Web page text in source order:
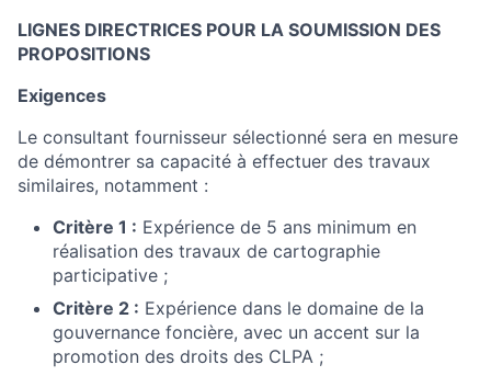
LIGNES DIRECTRICES POUR LA SOUMISSION DES
PROPOSITIONS
Exigences
Le consultant fournisseur sélectionné sera en mesure
de démontrer sa capacité à effectuer des travaux
similaires, notamment :
Critère 1 : Expérience de 5 ans minimum en
réalisation des travaux de cartographie
participative ;
Critère 2 : Expérience dans le domaine de la
gouvernance foncière, avec un accent sur la
promotion des droits des CLPA ;